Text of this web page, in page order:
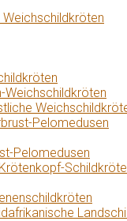
Weichschildkröten
Pelomedusen
Pelomedusen